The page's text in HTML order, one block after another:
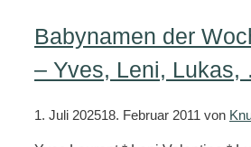
Babynamen der
– Yves, Leni,
1. Juli 202518. Februar 2011 von